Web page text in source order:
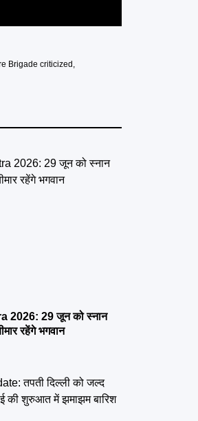
Brigade criticized ,
2026: 29 जून को स्नान
रहेंगे भगवान